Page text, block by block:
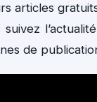
articles
de